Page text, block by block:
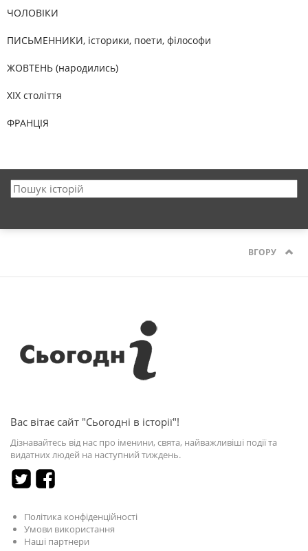
ЧОЛОВІКИ
ПИСЬМЕННИКИ, історики, поети, філософи
ЖОВТЕНЬ (народились)
XIX століття
ФРАНЦІЯ
ВГОРУ
Вас вітає сайт "Сьогодні в історії"!
Дізнавайтесь від нас про іменини, свята, найважливіші події та
видатних людей на наступний тиждень.
Політика конфіденційності
Умови використання
Наші партнери